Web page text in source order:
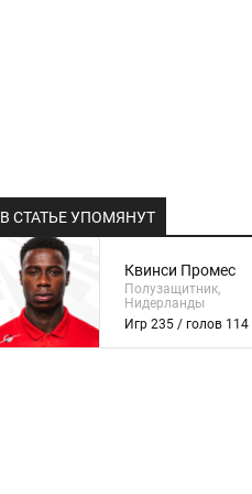
В СТАТЬЕ УПОМЯНУТ
Квинси Промес
Полузащитник,
Нидерланды
Игр 235 / голов 114